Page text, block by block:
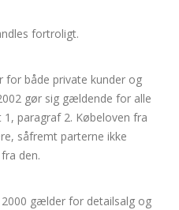
fortroligt.
for både private kunder og
gør sig gældende for alle
paragraf 2. Købeloven fra
såfremt parterne ikke
den.
gælder for detailsalg og